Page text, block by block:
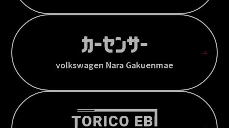
volkswagen Nara Gakuenmae